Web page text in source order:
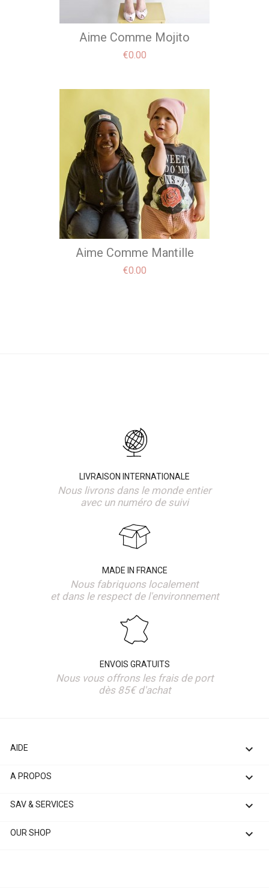
Aime Comme Mojito
Price
€0.00
Aime Comme Mantille
Price
€0.00
LIVRAISON INTERNATIONALE
Nous livrons dans le monde entier
avec un numéro de suivi
MADE IN FRANCE
Nous fabriquons localement
et dans le respect de l'environnement
ENVOIS GRATUITS
Nous vous offrons les frais de port
dès 85€ d'achat
AIDE 
A PROPOS 
SAV & SERVICES 
OUR SHOP 